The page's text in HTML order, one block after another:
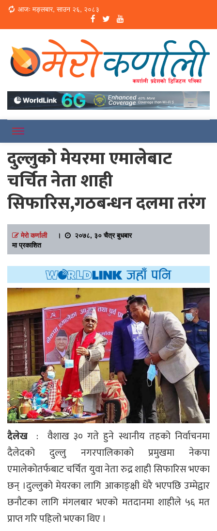
Loading...
आजः मङ्लबार, साउन २६, २०८३
Merokarnali
दुल्लुको मेयरमा एमालेबाट
चर्चित नेता शाही
सिफारिस,गठबन्धन दलमा तरंग
मेरो कर्णाली।
२०७८, ३० चैत्र बुधबार
मा प्रकाशित
दैलेख : वैशाख ३० गते हुने स्थानीय तहको निर्वाचनमा
दैलेदको दुल्लु नगरपालिकाको प्रमुखमा नेकपा
एमालेकोतर्फबाट चर्चित युवा नेता रुद्र शाही सिफारिस भएका
छन् ।दुल्लुको मेयरका लागि आकाङ्क्षी धेरै भएपछि उम्मेद्वार
छनौटका लागि मंगलबार भएको मतदानमा शाहीले ५६ मत
प्राप्त गरि पहिलो भएका थिए ।